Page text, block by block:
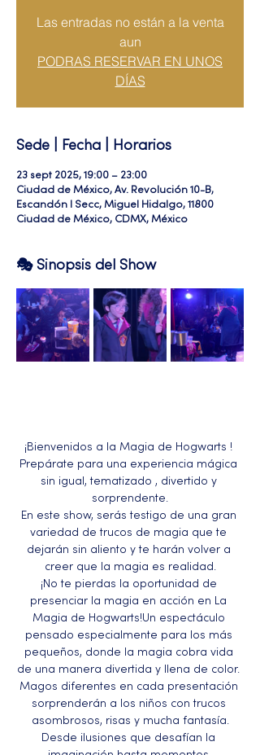
Las entradas no están a la venta
aun
PODRAS RESERVAR EN UNOS
DÍAS
Sede | Fecha | Horarios
23 sept 2025, 19:00 – 23:00
Ciudad de México, Av. Revolución 10-B,
Escandón I Secc, Miguel Hidalgo, 11800
Ciudad de México, CDMX, México
🎭 Sinopsis del Show
¡Bienvenidos a la Magia de Hogwarts !
Prepárate para una experiencia mágica
sin igual, tematizado , divertido y
sorprendente.
En este show, serás testigo de una gran
variedad de trucos de magia que te
dejarán sin aliento y te harán volver a
creer que la magia es realidad.
¡No te pierdas la oportunidad de
presenciar la magia en acción en La
Magia de Hogwarts!Un espectáculo
pensado especialmente para los más
pequeños, donde la magia cobra vida
de una manera divertida y llena de color.
Magos diferentes en cada presentación
sorprenderán a los niños con trucos
asombrosos, risas y mucha fantasía.
Desde ilusiones que desafían la